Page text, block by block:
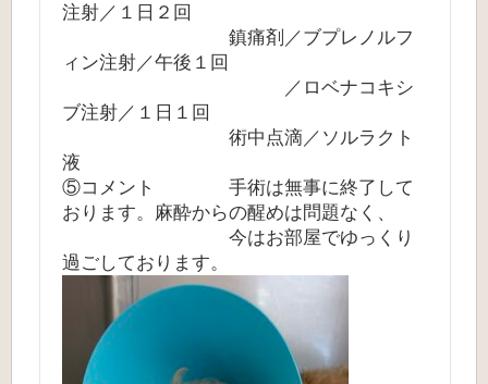
注射／１日２回
鎮痛剤／ブプレノルフ
ィン注射／午後１回
／ロベナコキシ
ブ注射／１日１回
術中点滴／ソルラクト
液
⑤コメント 手術は無事に終了して
おります。麻酔からの醒めは問題なく、
今はお部屋でゆっくり
過ごしております。